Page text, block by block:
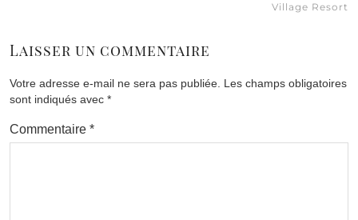
Village Resort
Laisser un commentaire
Votre adresse e-mail ne sera pas publiée. Les champs obligatoires
sont indiqués avec *
Commentaire *